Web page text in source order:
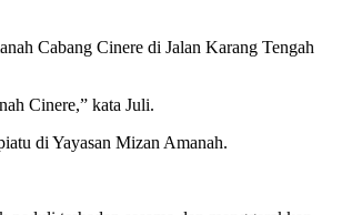
Cabang Cinere di Jalan Karang Tengah
Cinere,” kata Juli.
di Yayasan Mizan Amanah.